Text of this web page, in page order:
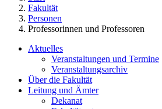
Fakultät
Personen
Professorinnen und Professoren
Aktuelles
Veranstaltungen und Termine
Veranstaltungsarchiv
Über die Fakultät
Leitung und Ämter
Dekanat